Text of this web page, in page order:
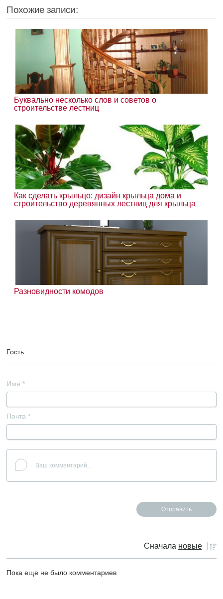
Похожие записи:
Буквально несколько слов и советов о
строительстве лестниц
Как сделать крыльцо: дизайн крыльца дома и
строительство деревянных лестниц для крыльца
Разновидности комодов
Гость
Имя *
Почта *
Сначала новые
Пока еще не было комментариев